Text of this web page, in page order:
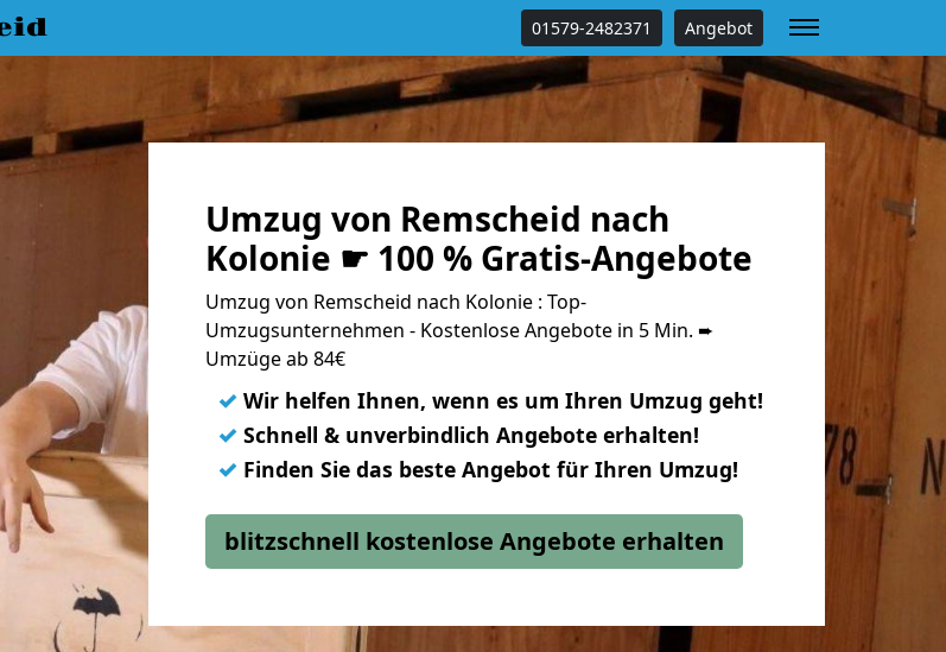
01579-2482371 Angebot
Umzug von Remscheid nach
Kolonie ☛ 100 % Gratis-Angebote
Umzug von Remscheid nach Kolonie : Top-
Umzugsunternehmen - Kostenlose Angebote in 5 Min. ➨
Umzüge ab 84€
✓ Wir helfen Ihnen, wenn es um Ihren Umzug geht!
✓ Schnell & unverbindlich Angebote erhalten!
✓ Finden Sie das beste Angebot für Ihren Umzug!
blitzschnell kostenlose Angebote erhalten